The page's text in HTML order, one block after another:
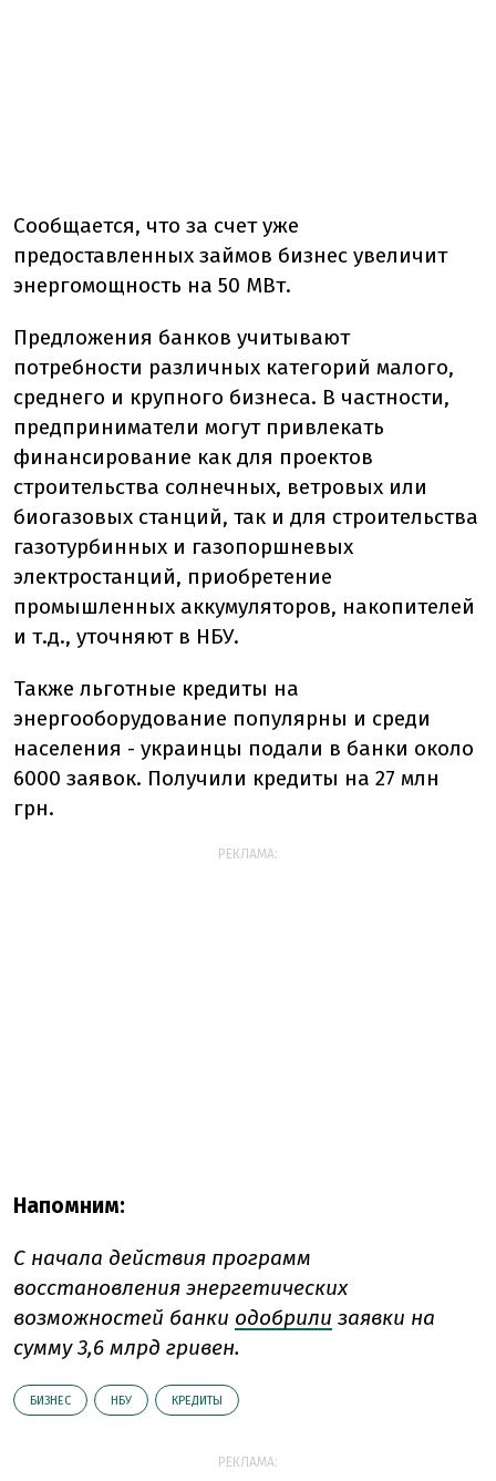
Сообщается, что за счет уже
предоставленных займов бизнес увеличит
энергомощность на 50 МВт.
Предложения банков учитывают
потребности различных категорий малого,
среднего и крупного бизнеса. В частности,
предприниматели могут привлекать
финансирование как для проектов
строительства солнечных, ветровых или
биогазовых станций, так и для строительства
газотурбинных и газопоршневых
электростанций, приобретение
промышленных аккумуляторов, накопителей
и т.д., уточняют в НБУ.
Также льготные кредиты на
энергооборудование популярны и среди
населения - украинцы подали в банки около
6000 заявок. Получили кредиты на 27 млн
грн.
РЕКЛАМА:
Напомним:
С начала действия программ
восстановления энергетических
возможностей банки одобрили заявки на
сумму 3,6 млрд гривен.
БИЗНЕС НБУ КРЕДИТЫ
РЕКЛАМА: